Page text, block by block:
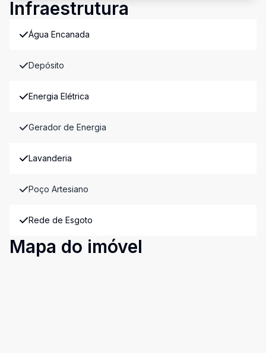
Infraestrutura
Água Encanada
Depósito
Energia Elétrica
Gerador de Energia
Lavanderia
Poço Artesiano
Rede de Esgoto
Mapa do imóvel